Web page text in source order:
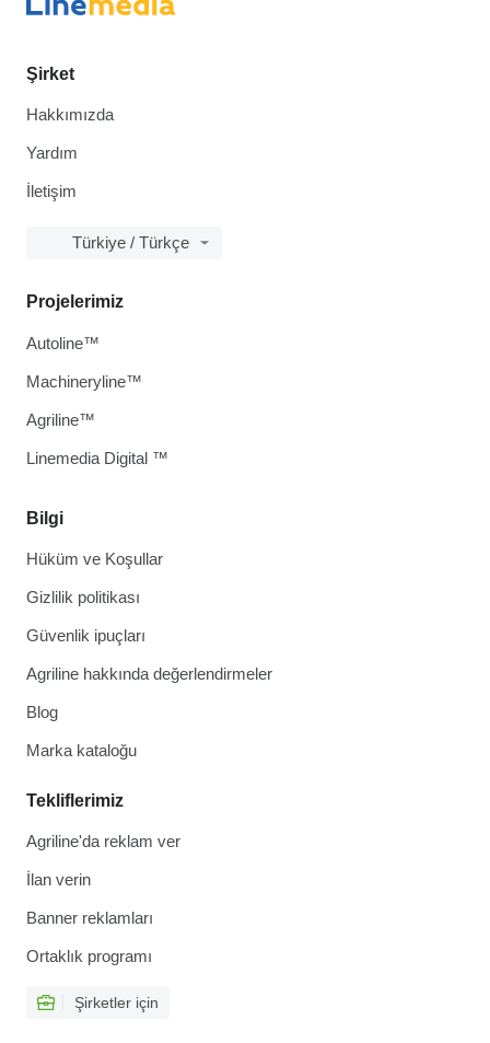
Şirket
Hakkımızda
Yardım
İletişim
Türkiye / Türkçe
Bilgi
Hüküm ve Koşullar
Gizlilik politikası
Güvenlik ipuçları
Agriline hakkında değerlendirmeler
Blog
Marka kataloğu
Tekliflerimiz
Agriline'da reklam ver
İlan verin
Banner reklamları
Ortaklık programı
Şirketler için
Projelerimiz
Autoline™
Machineryline™
Agriline™
Linemedia Digital ™